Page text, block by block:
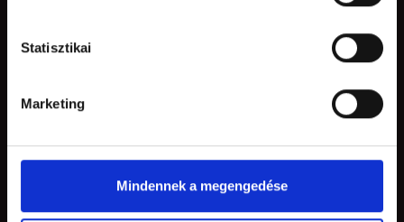
Statisztikai
Marketing
Mindennek a megengedése
Gyakran Ismételt Kérdések
Márkaboltok